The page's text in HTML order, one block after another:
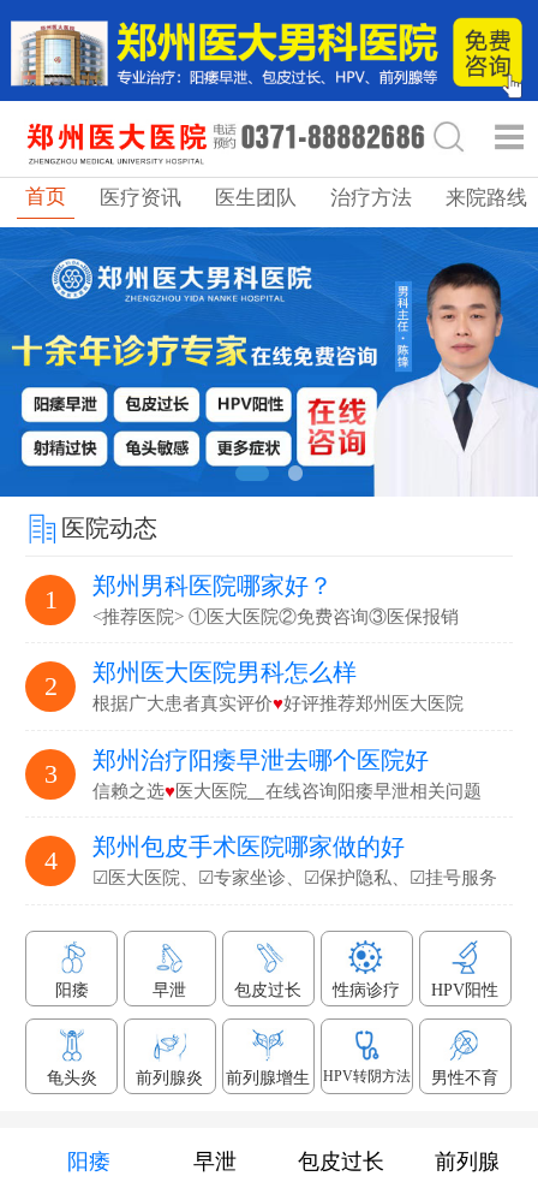
首页 医疗资讯 医生团队 治疗方法 来院路线
医院动态
1 郑州男科医院哪家好？
<推荐医院> ①医大医院②免费咨询③医保报销
2 郑州医大医院男科怎么样
根据广大患者真实评价♥好评推荐郑州医大医院
3 郑州治疗阳痿早泄去哪个医院好
信赖之选♥医大医院▁在线咨询阳痿早泄相关问题
4 郑州包皮手术医院哪家做的好
☑医大医院、☑专家坐诊、☑保护隐私、☑挂号服务
阳痿 早泄 包皮过长 性病诊疗 HPV阳性
龟头炎 前列腺炎 前列腺增生 HPV转阴方法 男性不育
阳痿 早泄 包皮过长 前列腺